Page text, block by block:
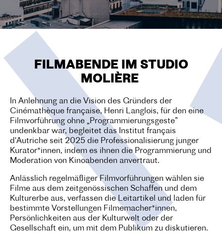
A
O
FILMABENDE IM STUDIO
MOLIÈRE
In Anlehnung an die Vision des Gründers der
Cinémathèque française, Henri Langlois, für den eine
Filmvorführung ohne „Programmierungsgeste”
undenkbar war, begleitet das Institut français
d'Autriche seit 2025 die Professionalisierung junger
Kurator*innen, indem es ihnen die Programmierung und
Moderation von Kinoabenden anvertraut.
Anlässlich regelmäßiger Filmvorführungen wählen sie
Filme aus dem zeitgenössischen Schaffen und dem
Kulturerbe aus, verfassen die Leitartikel und laden für
bestimmte Vorstellungen Filmemacher*innen,
Persönlichkeiten aus der Kulturwelt oder der
Gesellschaft ein, um mit dem Publikum zu diskutieren.